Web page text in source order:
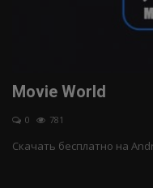
IPTV плейлист
Movie World
0 781
Cкачать бесплатно на